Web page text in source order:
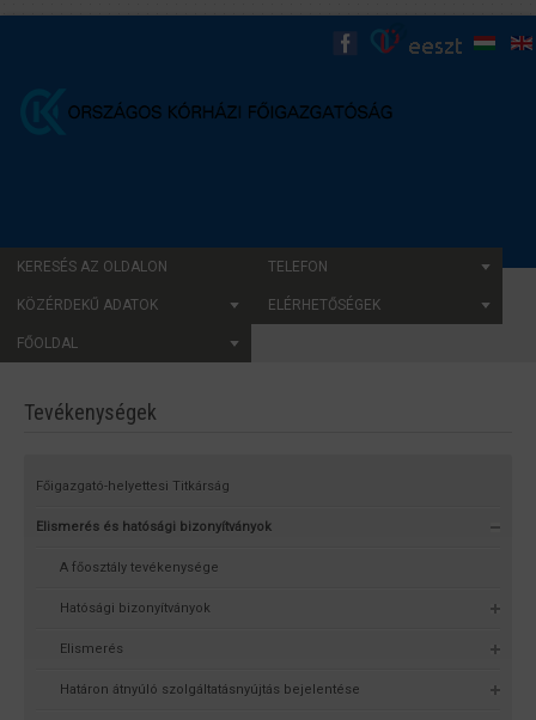
KERESÉS AZ OLDALON TELEFON
KÖZÉRDEKŰ ADATOK ELÉRHETŐSÉGEK
FŐOLDAL
Tevékenységek
Főigazgató-helyettesi Titkárság
Elismerés és hatósági bizonyítványok
A főosztály tevékenysége
Hatósági bizonyítványok
Elismerés
Határon átnyúló szolgáltatásnyújtás bejelentése